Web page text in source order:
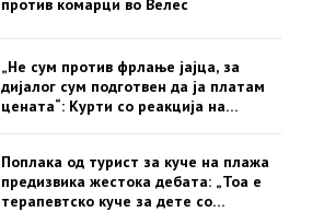
против комарци во Велес
„Не сум против фрлање јајца, за
дијалог сум подготвен да ја платам
цената“: Курти со реакција на
Поплака од турист за куче на плажа
предизвика жестока дебата: „Тоа е
терапевтско куче за дете со